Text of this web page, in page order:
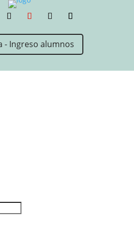
- Ingreso alumnos